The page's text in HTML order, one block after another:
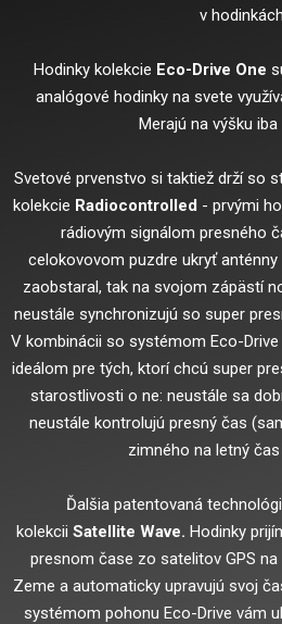
v
Hodinky kolekcie Eco-Drive One
analógové hodinky na svete
Merajú na výšku iba
Svetové prvenstvo si taktiež drží so
kolekcie Radiocontrolled - prvými
rádiovým signálom presného
celokovovom puzdre ukryť anténny
zaobstaral, tak na svojom zápästí
neustále synchronizujú so super
V kombinácii so systémom Eco-
ideálom pre tých, ktorí chcú super
starostlivosti o ne: neustále sa
neustále kontrolujú presný čas
zimného na letný
Ďalšia patentovaná
kolekcii Satellite Wave. Hodinky
presnom čase zo satelitov GPS
Zeme a automaticky upravujú svoj
systémom pohonu Eco-Drive vám